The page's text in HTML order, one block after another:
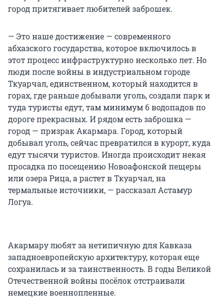
город притягивает любителей заброшек.
— Это наше достижение — современного
абхазского государства, которое включилось в
этот процесс инфраструктурно несколько лет. Но
люди после войны в индустриальном городе
Ткуарчал, единственном, который находится в
горах, где раньше добывали уголь, создали парк и
туда туристы едут, там минимум 6 водопадов по
дороге прекрасных. И рядом есть заброшка —
город — призрак Акармара. Город, который
добывал уголь, сейчас превратился в курорт, куда
едут тысячи туристов. Иногда происходит некая
просадка по посещению Новоафонской пещеры
или озера Рица, а растет в Ткуарчал, на
термальные источники, — рассказал Астамур
Логуа.
Акармару любят за нетипичную для Кавказа
западноевропейскую архитектуру, которая еще
сохранилась и за таинственность. В годы Великой
Отечественной войны посёлок отстраивали
немецкие военнопленные.